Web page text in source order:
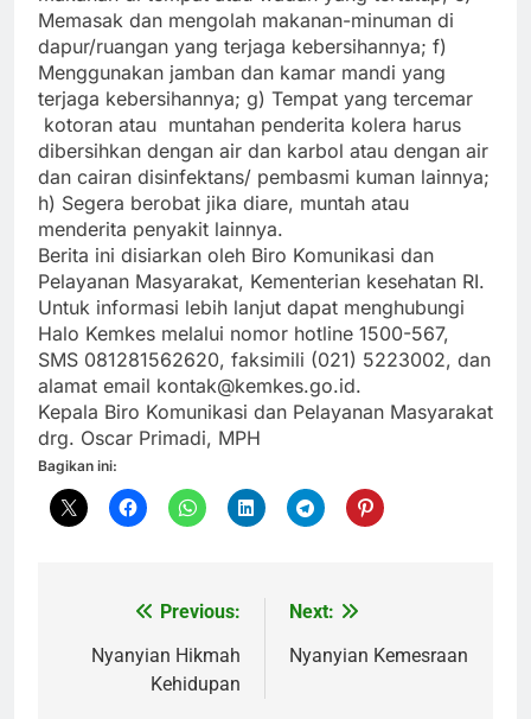
Memasak dan mengolah makanan-minuman di
dapur/ruangan yang terjaga kebersihannya; f)
Menggunakan jamban dan kamar mandi yang
terjaga kebersihannya; g) Tempat yang tercemar
kotoran atau muntahan penderita kolera harus
dibersihkan dengan air dan karbol atau dengan air
dan cairan disinfektans/ pembasmi kuman lainnya;
h) Segera berobat jika diare, muntah atau
menderita penyakit lainnya.
Berita ini disiarkan oleh Biro Komunikasi dan
Pelayanan Masyarakat, Kementerian kesehatan RI.
Untuk informasi lebih lanjut dapat menghubungi
Halo Kemkes melalui nomor hotline 1500-567,
SMS 081281562620, faksimili (021) 5223002, dan
alamat email kontak@kemkes.go.id.
Kepala Biro Komunikasi dan Pelayanan Masyarakat
drg. Oscar Primadi, MPH
Bagikan ini:
Navigasi
pos
Previous:
Nyanyian Hikmah
Kehidupan
Next:
Nyanyian Kemesraan